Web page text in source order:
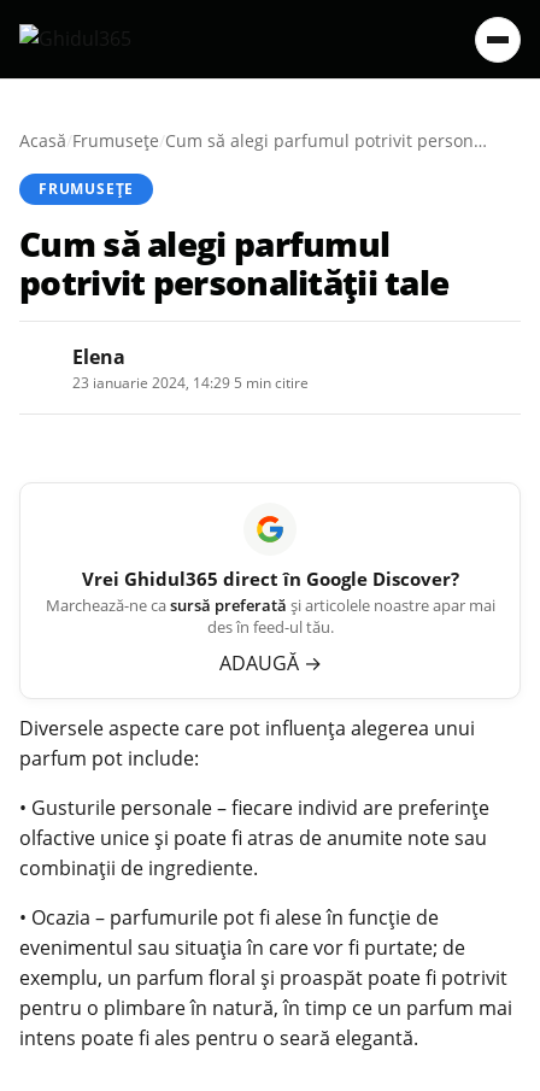
Acasă/Frumusețe/ Cum să alegi parfumul potrivit personalității tale
FRUMUSEȚE
Cum să alegi parfumul
potrivit personalității tale
Elena
23 ianuarie 2024, 14:29 5 min citire
Vrei Ghidul365 direct în Google Discover?
Marchează-ne casursă preferată și articolele noastre apar mai
des în feed-ul tău.
ADAUGĂ →
Diversele aspecte care pot influența alegerea unui
parfum pot include:
• Gusturile personale – fiecare individ are preferințe
olfactive unice și poate fi atras de anumite note sau
combinații de ingrediente.
• Ocazia – parfumurile pot fi alese în funcție de
evenimentul sau situația în care vor fi purtate; de
exemplu, un parfum floral și proaspăt poate fi potrivit
pentru o plimbare în natură, în timp ce un parfum mai
intens poate fi ales pentru o seară elegantă.